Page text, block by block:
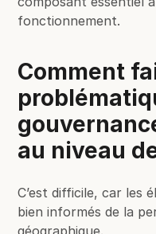
fonctionnement.
Comment
au niveau
C’est difficile, car les
bien informés de la
géographique.